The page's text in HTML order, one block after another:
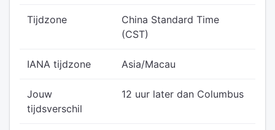
Tijdzone
China Standard Time
(CST)
IANA tijdzone Asia/Macau
Jouw
tijdsverschil
12 uur later dan Columbus